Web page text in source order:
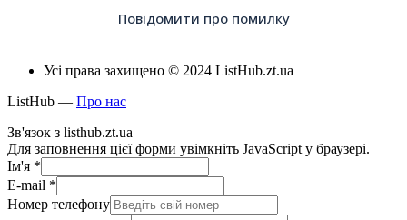
Повідомити про помилку
Усі права захищено © 2024 ListHub.zt.ua
ListHub — Про нас
Зв'язок з listhub.zt.ua
Для заповнення цієї форми увімкніть JavaScript у браузері.
Ім'я *
E-mail *
Номер телефону